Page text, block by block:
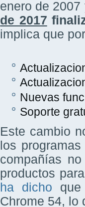
enero de
de 2017
implica que
Nuevas
Soporte
Este cambio
los
compañías
productos
ha dicho que
Chrome 54, lo